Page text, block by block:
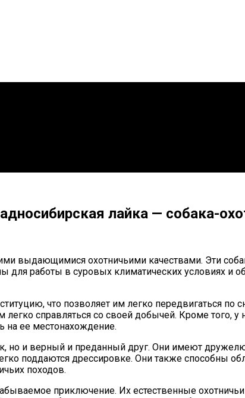
лайка — собака-
выдающимися охотничьими качествами. Эти
работы в суровых климатических условиях и
что позволяет им легко передвигаться
справляться со своей добычей. Кроме того, у
на ее местонахождение.
но и верный и преданный друг. Они имеют
поддаются дрессировке. Они также способны
походов.
приключение. Их естественные